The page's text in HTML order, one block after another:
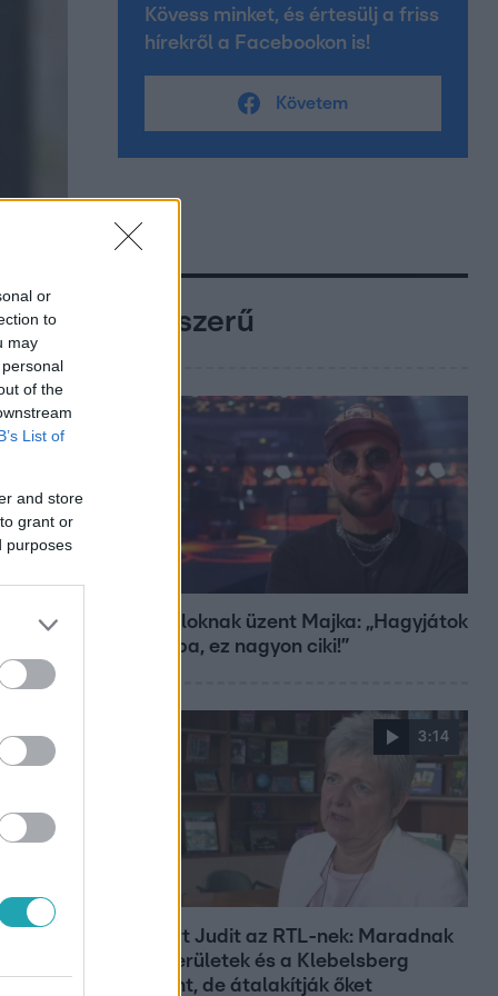
or
to
may
of the
List of
and store
grant or
purposes
Kövess minket, és értesülj a friss
hírekről a Facebookon is!
Követem
Népszerű
A fiataloknak üzent Majka: „Hagyjátok
ezt abba, ez nagyon ciki!”
3:14
Lannert Judit az RTL-nek: Maradnak
a tankerületek és a Klebelsberg
Központ, de átalakítják őket